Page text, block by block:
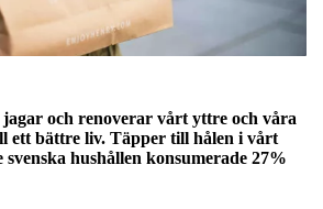
och renoverar vårt yttre och våra
ett bättre liv. Täpper till hålen i vårt
hushållen konsumerade 27%